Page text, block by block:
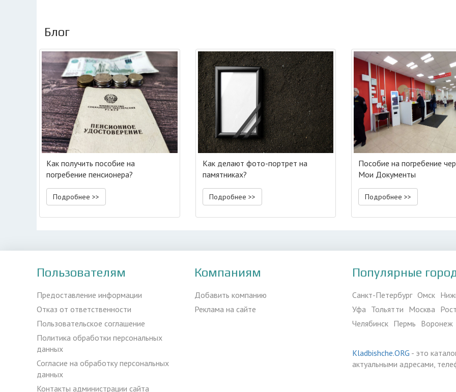
Блог
Как получить пособие на
погребение пенсионера?
Подробнее >>
Как делают фото-портрет на
памятниках?
Подробнее >>
Пособие на погребение
Мои Документы
Подробнее >>
Пользователям
Предоставление информации
Отказ от ответственности
Пользовательское соглашение
Политика обработки персональных
данных
Согласие на обработку персональных
данных
Контакты администрации сайта
Компаниям
Добавить компанию
Реклама на сайте
Популярные
Санкт-Петербург Омск
Уфа Тольятти Москва
Челябинск Пермь Воронеж
Kladbishche.ORG - это
актуальными адресами,